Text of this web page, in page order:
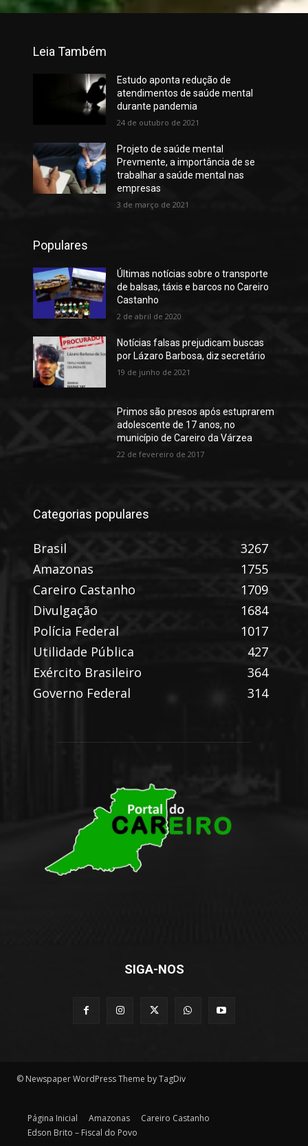
Leia Também
Estudo aponta redução de
atendimentos de saúde mental
durante pandemia
24 de outubro de 2021
Projeto de saúde mental
Prevmente, a importância de se
trabalhar a saúde mental nas
empresas
3 de março de 2021
Populares
Últimas notícias sobre o transporte
de balsas, táxis e barcos no Careiro
Castanho
2 de abril de 2020
Notícias falsas prejudicam buscas
por Lázaro Barbosa, diz secretário
19 de junho de 2021
Primos são presos após estuprarem
adolescente de 17 anos, no
município de Careiro da Várzea
22 de fevereiro de 2017
Categorias populares
Brasil
3267
Amazonas
1755
Careiro Castanho
1709
Divulgação
1684
Polícia Federal
1017
Utilidade Pública
427
Exército Brasileiro
364
Governo Federal
314
SIGA-NOS
© Newspaper WordPress Theme by TagDiv
Página Inicial Amazonas
Careiro Castanho
Edson Brito – Fiscal do Povo